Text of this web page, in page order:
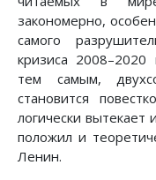
закономерно,
самого
кризиса
тем самым,
становится
логически вытекает
положил и
Ленин.